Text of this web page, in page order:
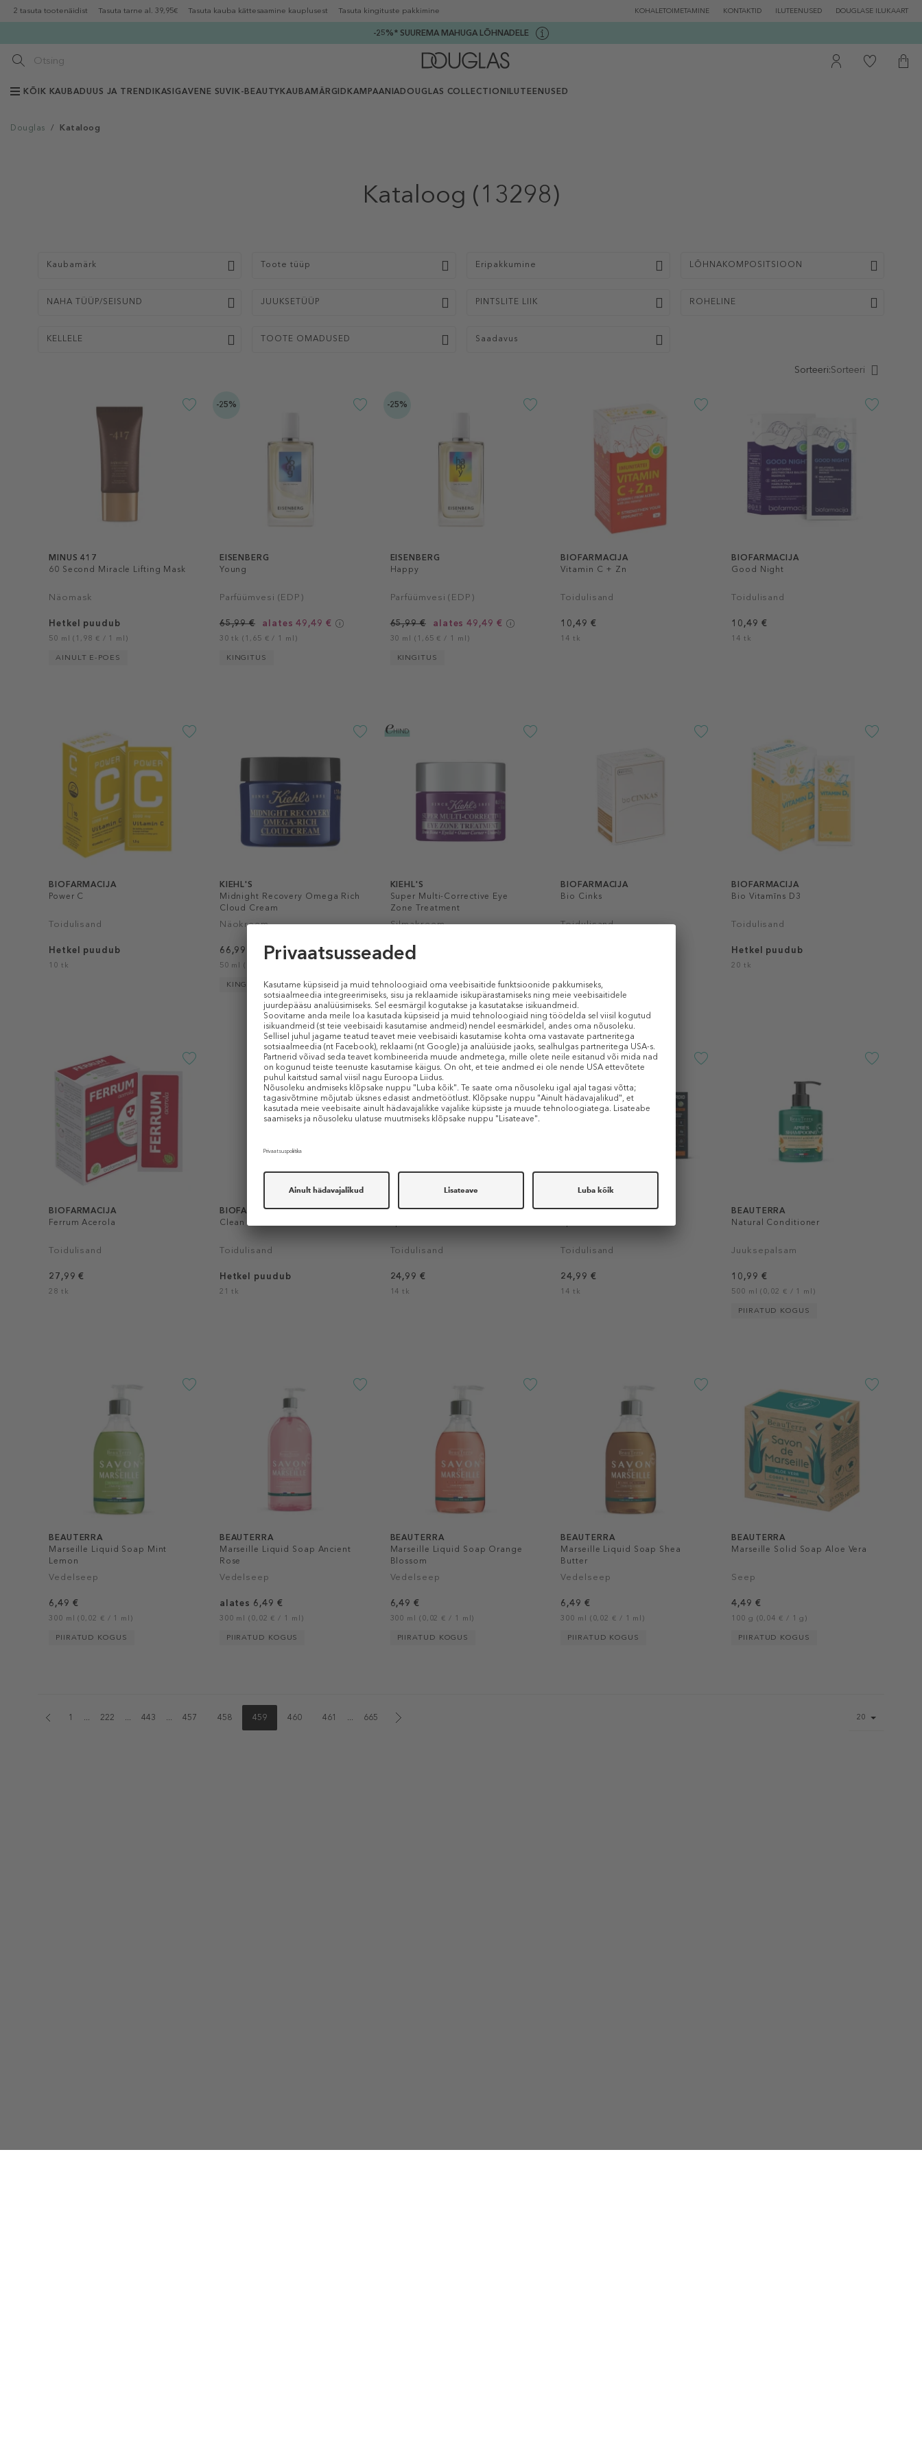
2 tasuta tootenäidist Tasuta tarne al. 39,95€ Tasuta kauba kättesaamine kauplusest Tasuta kingituste pakkimine KOHALETOIMETAMINE KONTAKTID ILUTEENUSED DOUGLASE ILUKAART
-25%* SUUREMA MAHUGA LÕHNADELE
KÕIK KAUBADUUS JA TRENDIKAS IGAVENE SUVI K-BEAUTY KAUBAMÄRGID KAMPAANIADOUGLAS COLLECTION ILUTEENUSED
Douglas / Kataloog
Kataloog (13298)
Kaubamärk Toote tüüp Eripakkumine LÕHNAKOMPOSITSIOON
NAHA TÜÜP/SEISUND JUUKSETÜÜP PINTSLITE LIIK ROHELINE
KELLELE TOOTE OMADUSED Saadavus
Sorteeri:Sorteeri
MINUS 417
60 Second Miracle Lifting Mask
Näomask
Hetkel puudub
50 ml (1,98 € / 1 ml)
AINULT E-POES
-25%
EISENBERG
Young
Parfüümvesi (EDP)
65,99 € alates 49,49 €
30 tk (1,65 € / 1 ml)
KINGITUS
-25%
EISENBERG
Happy
Parfüümvesi (EDP)
65,99 € alates 49,49 €
30 ml (1,65 € / 1 ml)
KINGITUS
BIOFARMACIJA
Vitamin C + Zn
Toidulisand
10,49 €
14 tk
BIOFARMACIJA
Good Night
Toidulisand
10,49 €
14 tk
BIOFARMACIJA
Power C
Toidulisand
Hetkel puudub
10 tk
KIEHL'S
Midnight Recovery Omega Rich
Cloud Cream
Näokreem
66,99 €
50 ml (1,34 € / 1 ml)
KINGITUS
KIEHL'S
Super Multi-Corrective Eye
Zone Treatment
Silmakreem
85 €
E-HIND
BIOFARMACIJA
Bio Cinks
Toidulisand
BIOFARMACIJA
Bio Vitamīns D3
Toidulisand
Hetkel puudub
20 tk
BIOFARMACIJA
Ferrum Acerola
Toidulisand
27,99 €
28 tk
BIOFARMACIJA
Clean Me
Toidulisand
Hetkel puudub
21 tk
BIOFARMACIJA
Toidulisand
24,99 €
14 tk
BIOFARMACIJA
Toidulisand
24,99 €
14 tk
BEAUTERRA
Natural Conditioner
Juuksepalsam
10,99 €
500 ml (0,02 € / 1 ml)
PIIRATUD KOGUS
BEAUTERRA
Marseille Liquid Soap Mint
Lemon
Vedelseep
6,49 €
300 ml (0,02 € / 1 ml)
PIIRATUD KOGUS
BEAUTERRA
Marseille Liquid Soap Ancient
Rose
Vedelseep
alates 6,49 €
300 ml (0,02 € / 1 ml)
PIIRATUD KOGUS
BEAUTERRA
Marseille Liquid Soap Orange
Blossom
Vedelseep
6,49 €
300 ml (0,02 € / 1 ml)
PIIRATUD KOGUS
BEAUTERRA
Marseille Liquid Soap Shea
Butter
Vedelseep
6,49 €
300 ml (0,02 € / 1 ml)
PIIRATUD KOGUS
BEAUTERRA
Marseille Solid Soap Aloe Vera
Seep
4,49 €
100 g (0,04 € / 1 g)
PIIRATUD KOGUS
1 ... 222 ... 443 ... 457 458 459 460 461 ... 665
size
20